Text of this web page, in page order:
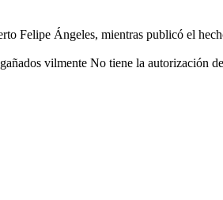
Felipe Ángeles, mientras publicó el
vilmente No tiene la autorización